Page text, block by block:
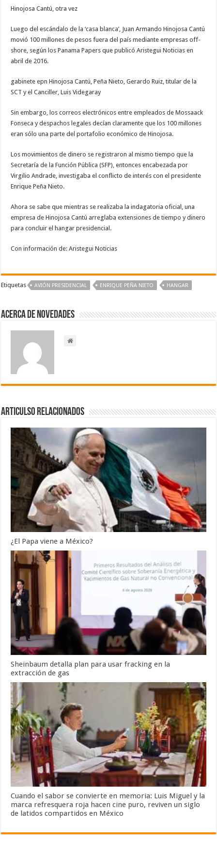
Hinojosa Cantú, otra vez
Luego del escándalo de la ‘casa blanca’, Juan Armando Hinojosa Cantú
movió 100 millones de pesos fuera del país mediante empresas off-
shore, según los Panama Papers que publicó Aristegui Noticias en
abril de 2016.
gabinete epn Hinojosa Cantú, Peña Nieto, Gerardo Ruiz, titular de la
SCT y el Canciller, Luis Videgaray
Sin embargo, los correos electrónicos entre empleados de Mossaack
Fonseca y despachos legales decían claramente que los 100 millones
eran sólo una parte del portafolio económico de Hinojosa.
Los movimientos de dinero se registraron al mismo tiempo que la
Secretaría de la Función Pública (SFP), entonces encabezada por
Virgilio Andrade, investigaba el conflicto de interés con el presidente
Enrique Peña Nieto.
Ahora se sabe que mientras se realizaba la indagatoria oficial, una
empresa de Hinojosa Cantú arreglaba extensiones de tiempo y dinero
para concluir el hangar presidencial.
Con información de: Aristegui Noticias
Etiquetas AVIÓN PRESIDENCIAL ENRIQUE PEÑA NIETO HANGAR
Acerca de NOVEDADES
Articulso Relacionados
¿El Papa viene a México?
Sheinbaum detalla plan para usar fracking en la
extracción de gas
Cuando el sabor se convierte en memoria: Luis Miguel y la
marca refresquera roja hacen cine puro, reviven un siglo
de latidos compartidos en México